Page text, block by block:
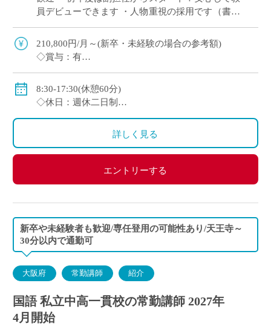
員デビューできます ・人物重視の採用です（書類
曜日＋日曜、祝日休み） ・2～3年後を […]
210,800円/月～(新卒・未経験の場合の参考額)
◇賞与：有
◇保険：私学共済、雇用保険、労災保険
8:30-17:30(休憩60分)
◇休日：週休二日制
日曜日、祝日、その他学校スケジュールによる
詳しく見る
エントリーする
新卒や未経験者も歓迎/専任登用の可能性あり/天王寺～
30分以内で通勤可
大阪府 常勤講師 紹介
国語 私立中高一貫校の常勤講師 2027年
4月開始